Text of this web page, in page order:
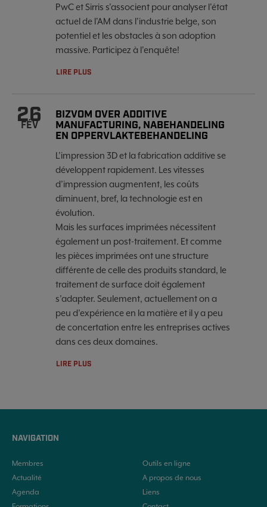
PwC et Sirris s'associent pour analyser l'état
actuel de l'AM dans l'industrie belge, son
potentiel et les obstacles à son adoption
massive. Participez à l'enquête!
LIRE PLUS
26
FÉV
BIZVOM OVER ADDITIVE
MANUFACTURING, NABEHANDELING
EN OPPERVLAKTEBEHANDELING
L’impression 3D et la fabrication additive se
développent rapidement. Les vitesses
d’impression augmentent, les coûts
diminuent, bref, la technologie est en
évolution.
Mais les surfaces imprimées nécessitent
également un post-traitement. Et comme
les pièces imprimées ont une structure
différente de celle des produits standard, le
traitement de surface doit également
s’adapter. Seulement, actuellement on a
peu d’expérience en la matière et il y a peu
de concertation entre les entreprises actives
dans ces deux domaines.
LIRE PLUS
NAVIGATION
Membres
Actualité
Agenda
Outils en ligne
A propos de nous
Liens